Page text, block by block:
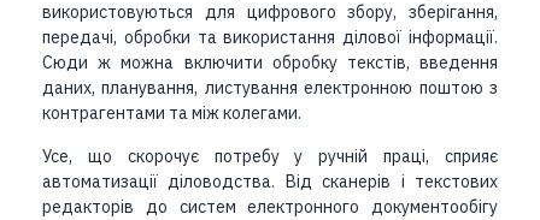
використовуються для цифрового збору, зберігання,
передачі, обробки та використання ділової інформації.
Сюди ж можна включити обробку текстів, введення
даних, планування, листування електронною поштою з
контрагентами та між колегами.
Усе, що скорочує потребу у ручній праці, сприяє
автоматизації діловодства. Від сканерів і текстових
редакторів до систем електронного документообігу